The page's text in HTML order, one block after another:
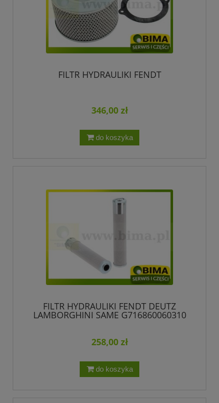
FILTR HYDRAULIKI FENDT
346,00 zł
do koszyka
FILTR HYDRAULIKI FENDT DEUTZ
LAMBORGHINI SAME G716860060310
258,00 zł
do koszyka